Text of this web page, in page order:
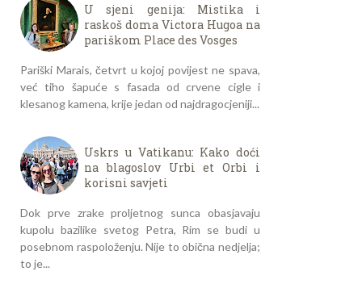
U sjeni genija: Mistika i
raskoš doma Victora Hugoa na
pariškom Place des Vosges
Pariški Marais, četvrt u kojoj povijest ne spava,
već tiho šapuće s fasada od crvene cigle i
klesanog kamena, krije jedan od najdragocjeniji...
Uskrs u Vatikanu: Kako doći
na blagoslov Urbi et Orbi i
korisni savjeti
Dok prve zrake proljetnog sunca obasjavaju
kupolu bazilike svetog Petra, Rim se budi u
posebnom raspoloženju. Nije to obična nedjelja;
to je...